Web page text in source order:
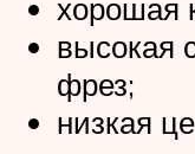
хорошая
высокая
фрез;
низкая